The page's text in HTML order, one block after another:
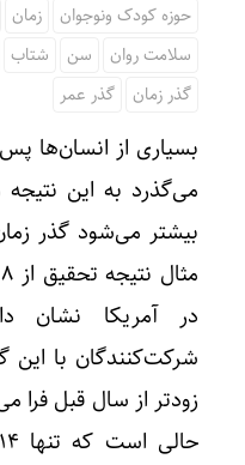
حوزه‌ کودک ونوجوان
زمان
سلامت روان
سن شتاب
گذر زمان
گذر عمر
بسیاری از انسان‌ها
می‌گذرد به این
بیشتر می‌شود گذر
شرکت‌کنندگان با
زودتر از سال قبل فرا